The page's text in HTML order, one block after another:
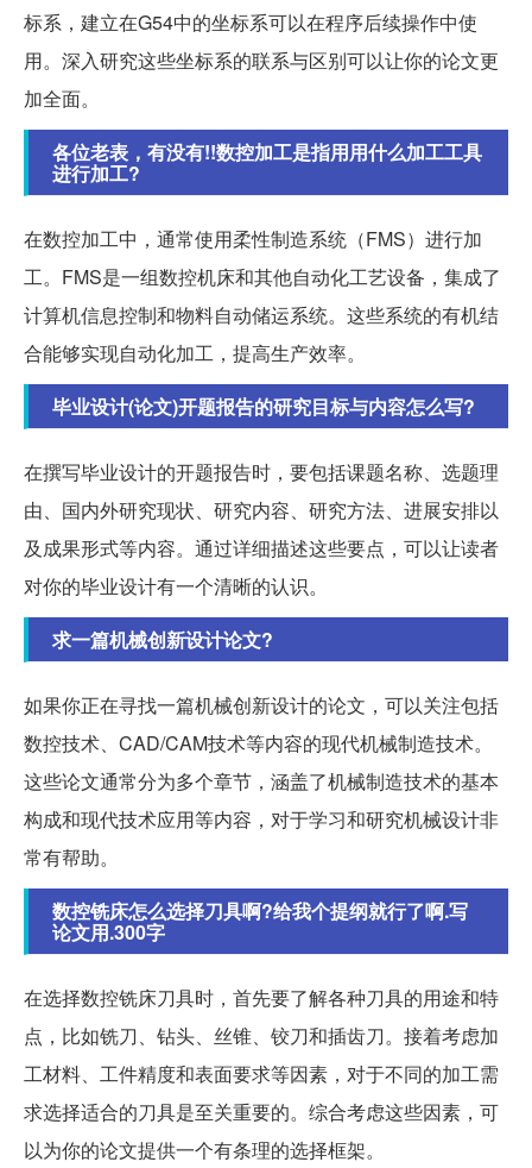
标系，建立在G54中的坐标系可以在程序后续操作中使
用。深入研究这些坐标系的联系与区别可以让你的论文更
加全面。
各位老表，有没有!!数控加工是指用用什么加工工具
进行加工?
在数控加工中，通常使用柔性制造系统（FMS）进行加
工。FMS是一组数控机床和其他自动化工艺设备，集成了
计算机信息控制和物料自动储运系统。这些系统的有机结
合能够实现自动化加工，提高生产效率。
毕业设计(论文)开题报告的研究目标与内容怎么写?
在撰写毕业设计的开题报告时，要包括课题名称、选题理
由、国内外研究现状、研究内容、研究方法、进展安排以
及成果形式等内容。通过详细描述这些要点，可以让读者
对你的毕业设计有一个清晰的认识。
求一篇机械创新设计论文?
如果你正在寻找一篇机械创新设计的论文，可以关注包括
数控技术、CAD/CAM技术等内容的现代机械制造技术。
这些论文通常分为多个章节，涵盖了机械制造技术的基本
构成和现代技术应用等内容，对于学习和研究机械设计非
常有帮助。
数控铣床怎么选择刀具啊?给我个提纲就行了啊.写
论文用.300字
在选择数控铣床刀具时，首先要了解各种刀具的用途和特
点，比如铣刀、钻头、丝锥、铰刀和插齿刀。接着考虑加
工材料、工件精度和表面要求等因素，对于不同的加工需
求选择适合的刀具是至关重要的。综合考虑这些因素，可
以为你的论文提供一个有条理的选择框架。